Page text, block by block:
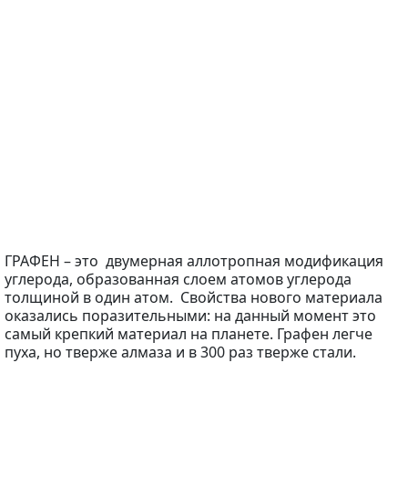
ГРАФЕН – это двумерная аллотропная модификация
углерода, образованная слоем атомов углерода
толщиной в один атом. Свойства нового материала
оказались поразительными: на данный момент это
самый крепкий материал на планете. Графен легче
пуха, но тверже алмаза и в 300 раз тверже стали.